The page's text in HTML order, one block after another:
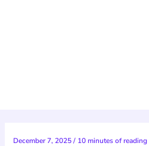
December 7, 2025/ 10 minutes of reading